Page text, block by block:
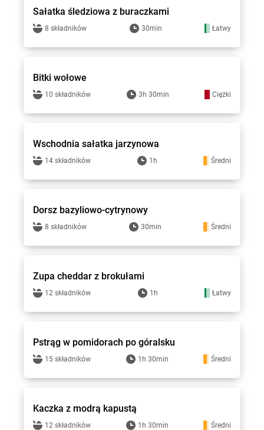
Sałatka śledziowa z buraczkami
8 składników 30min Łatwy
Gotuję z Lewiatanem
Bitki wołowe
10 składników 3h 30min Ciężki
Gotuję z Lewiatanem
Wschodnia sałatka jarzynowa
14 składników 1h Średni
Gotuję z Lewiatanem
Dorsz bazyliowo-cytrynowy
8 składników 30min Średni
Gotuję z Lewiatanem
Zupa cheddar z brokułami
12 składników 1h Łatwy
Gotuję z Lewiatanem
Pstrąg w pomidorach po góralsku
15 składników 1h 30min Średni
Gotuję z Lewiatanem
Kaczka z modrą kapustą
12 składników 1h 30min Średni